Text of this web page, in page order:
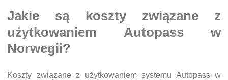
Jakie są koszty związane z
użytkowaniem Autopass w
Norwegii?
Koszty związane z użytkowaniem systemu Autopass w